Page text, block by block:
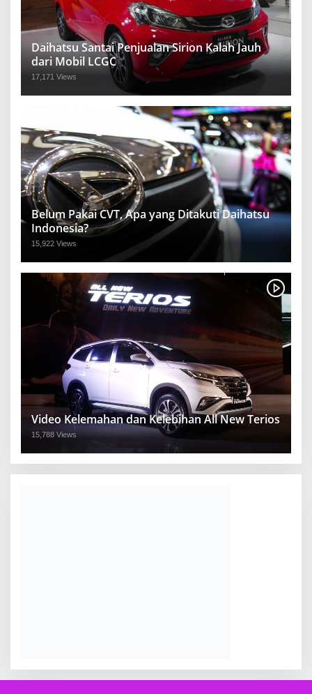
Daihatsu Santai Penjualan Sirion Kalah Jauh
dari Mobil LCGC
17,171 Views
Belum Pakai CVT, Apa yang Ditakuti Daihatsu
Indonesia?
15,922 Views
Video Kelemahan dan Kelebihan All New Terios
15,788 Views